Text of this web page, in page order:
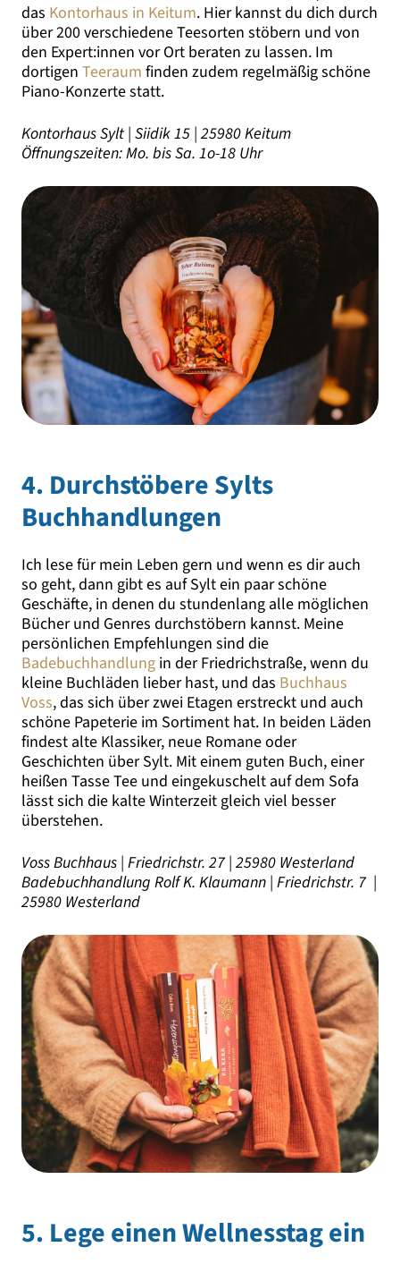
das Kontorhaus in Keitum. Hier kannst du dich durch
über 200 verschiedene Teesorten stöbern und von
den Expert:innen vor Ort beraten zu lassen. Im
dortigen Teeraum finden zudem regelmäßig schöne
Piano-Konzerte statt.
Kontorhaus Sylt | Siidik 15 | 25980 Keitum
Öffnungszeiten: Mo. bis Sa. 1o-18 Uhr
4. Durchstöbere Sylts
Buchhandlungen
Ich lese für mein Leben gern und wenn es dir auch
so geht, dann gibt es auf Sylt ein paar schöne
Geschäfte, in denen du stundenlang alle möglichen
Bücher und Genres durchstöbern kannst. Meine
persönlichen Empfehlungen sind die
Badebuchhandlung in der Friedrichstraße, wenn du
kleine Buchläden lieber hast, und das Buchhaus
Voss, das sich über zwei Etagen erstreckt und auch
schöne Papeterie im Sortiment hat. In beiden Läden
findest alte Klassiker, neue Romane oder
Geschichten über Sylt. Mit einem guten Buch, einer
heißen Tasse Tee und eingekuschelt auf dem Sofa
lässt sich die kalte Winterzeit gleich viel besser
überstehen.
Voss Buchhaus | Friedrichstr. 27 | 25980 Westerland
Badebuchhandlung Rolf K. Klaumann | Friedrichstr. 7 |
25980 Westerland
5. Lege einen Wellnesstag ein